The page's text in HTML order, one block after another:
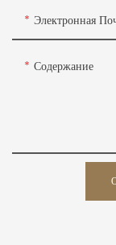
Электронная
Содержание